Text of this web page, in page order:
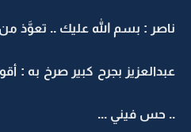
ناصر : بسم الله عليك .. تعوَّذ
عبدالعزيز بجرح كبير صرخ به :
.. حس فيني ...